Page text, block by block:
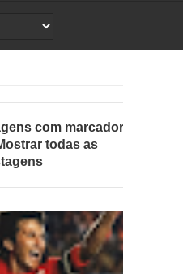
com marcador
todas as